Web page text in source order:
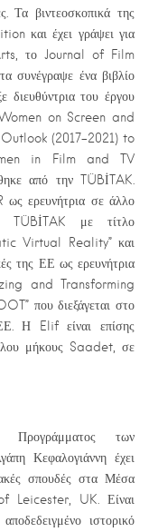
Τα βιντεοσκοπικά της
και έχει γράψει για
το Journal of Film
ένα βιβλίο
του έργου
on Screen and
(2017-2021) to
in Film and TV
από την TÜBİTAK.
ως ερευνήτρια σε άλλο
TÜBİTAK με τίτλο
Virtual Reality” και
της ΕΕ ως ερευνήτρια
and Transforming
που διεξάγεται στο
Η Elif είναι επίσης
μήκους Saadet, σε
Προγράμματος των
Κεφαλογιάννη έχει
σπουδές στα Μέσα
Leicester, UK. Είναι
ιστορικό